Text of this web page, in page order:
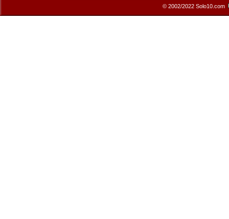
© 2002/2022 Solo10.com